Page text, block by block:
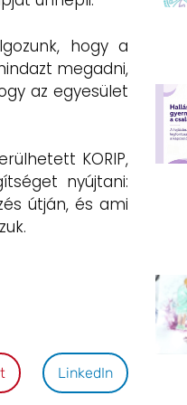
hogy a
megadni,
az egyesület
KORIP,
nyújtani:
útján, és ami
LinkedIn